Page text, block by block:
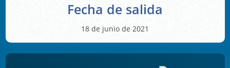
Fecha de salida
18 de junio de 2021